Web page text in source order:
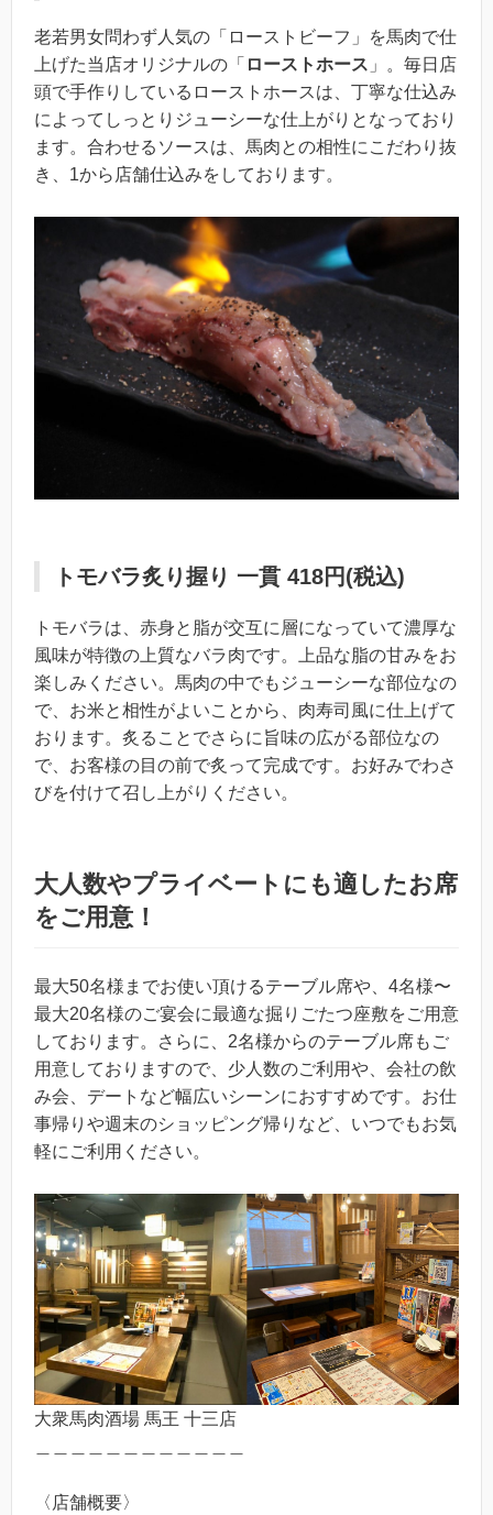
老若男女問わず人気の「ローストビーフ」を馬肉で仕
上げた当店オリジナルの「 ローストホース 」。毎日店
頭で手作りしているローストホースは、丁寧な仕込み
によってしっとりジューシーな仕上がりとなっており
ます。合わせるソースは、馬肉との相性にこだわり抜
き、1から店舗仕込みをしております。
トモバラ炙り握り 一貫 418円(税込)
トモバラは、赤身と脂が交互に層になっていて濃厚な
風味が特徴の上質なバラ肉です。上品な脂の甘みをお
楽しみください。馬肉の中でもジューシーな部位なの
で、お米と相性がよいことから、肉寿司風に仕上げて
おります。炙ることでさらに旨味の広がる部位なの
で、お客様の目の前で炙って完成です。お好みでわさ
びを付けて召し上がりください。
大人数やプライベートにも適したお席
をご用意！
最大50名様までお使い頂けるテーブル席や、4名様〜
最大20名様のご宴会に最適な掘りごたつ座敷をご用意
しております。さらに、2名様からのテーブル席もご
用意しておりますので、少人数のご利用や、会社の飲
み会、デートなど幅広いシーンにおすすめです。お仕
事帰りや週末のショッピング帰りなど、いつでもお気
軽にご利用ください。
大衆馬肉酒場 馬王 十三店
〈店舗概要〉